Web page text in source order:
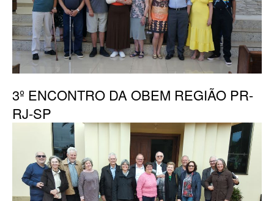
3º ENCONTRO DA OBEM REGIÃO PR-
RJ-SP